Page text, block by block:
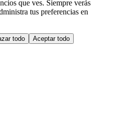
que ves. Siempre verás
tus preferencias en
todo Aceptar todo